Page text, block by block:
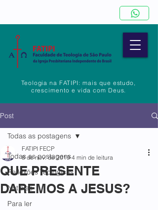
Teologia na FATIPI: mais que estudo,
crescimento e vida com Deus.
Post
Todas as postagens
Reflexões Teológicas
Notícias
Para ler
Todas as postagens
QUE PRESENTE
DAREMOS A JESUS?
FATIPI FECP
8 de nov. de 2019 4 min de leitura